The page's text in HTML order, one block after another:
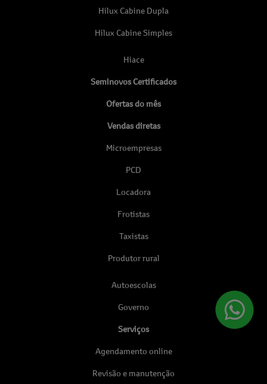
Hilux Cabine Dupla
Hilux Cabine Simples
Hiace
Seminovos Certificados
Ofertas do mês
Vendas diretas
Microempresas
PCD
Locadora
Frotistas
Taxistas
Produtor rural
Autoescolas
Governo
Serviços
Agendamento online
Revisão e manutenção